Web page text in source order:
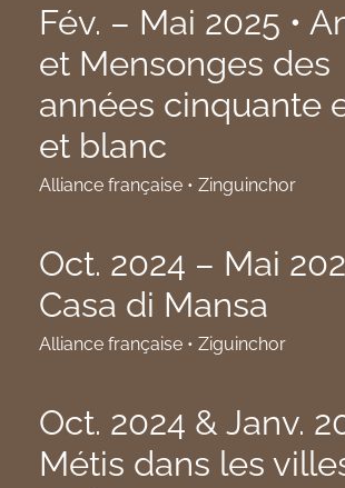
Fév. – Mai 2025 •
et Mensonges des
années cinquante
et blanc
Alliance française • Zinguinchor
Oct. 2024 – Mai
Casa di Mansa
Alliance française • Ziguinchor
Oct. 2024 & Janv.
Métis dans les